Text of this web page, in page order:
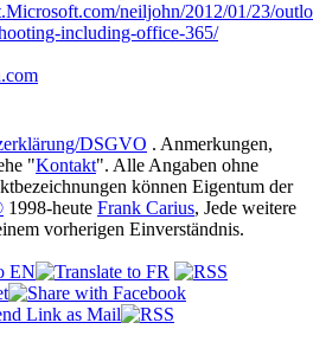
neiljohn/2012/01/23/
including-office-365/
DSGVO . Anmerkungen,
"Kontakt". Alle Angaben ohne
können Eigentum der
1998-heute Frank Carius, Jede weitere
vorherigen Einverständnis.